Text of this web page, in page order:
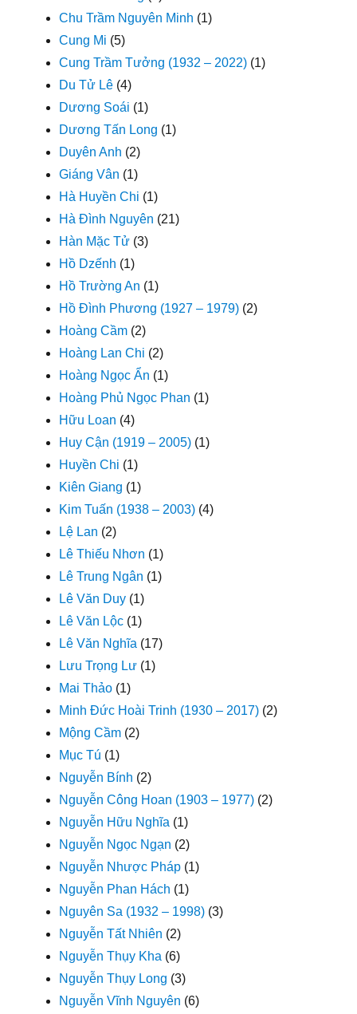
Chu Trầm Nguyên Minh (1)
Cung Mi (5)
Cung Trầm Tưởng (1932 – 2022) (1)
Du Tử Lê (4)
Dương Soái (1)
Dương Tấn Long (1)
Duyên Anh (2)
Giáng Vân (1)
Hà Huyền Chi (1)
Hà Đình Nguyên (21)
Hàn Mặc Tử (3)
Hồ Dzếnh (1)
Hồ Trường An (1)
Hồ Đình Phương (1927 – 1979) (2)
Hoàng Cầm (2)
Hoàng Lan Chi (2)
Hoàng Ngọc Ẩn (1)
Hoàng Phủ Ngọc Phan (1)
Hữu Loan (4)
Huy Cận (1919 – 2005) (1)
Huyền Chi (1)
Kiên Giang (1)
Kim Tuấn (1938 – 2003) (4)
Lệ Lan (2)
Lê Thiếu Nhơn (1)
Lê Trung Ngân (1)
Lê Văn Duy (1)
Lê Văn Lộc (1)
Lê Văn Nghĩa (17)
Lưu Trọng Lư (1)
Mai Thảo (1)
Minh Đức Hoài Trinh (1930 – 2017) (2)
Mộng Cầm (2)
Mục Tú (1)
Nguyễn Bính (2)
Nguyễn Công Hoan (1903 – 1977) (2)
Nguyễn Hữu Nghĩa (1)
Nguyễn Ngọc Ngạn (2)
Nguyễn Nhược Pháp (1)
Nguyễn Phan Hách (1)
Nguyên Sa (1932 – 1998) (3)
Nguyễn Tất Nhiên (2)
Nguyễn Thụy Kha (6)
Nguyễn Thụy Long (3)
Nguyễn Vĩnh Nguyên (6)